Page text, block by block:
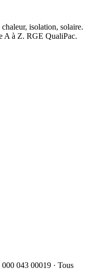
isolation, solaire.
A à Z. RGE QualiPac.
043 00019 · Tous